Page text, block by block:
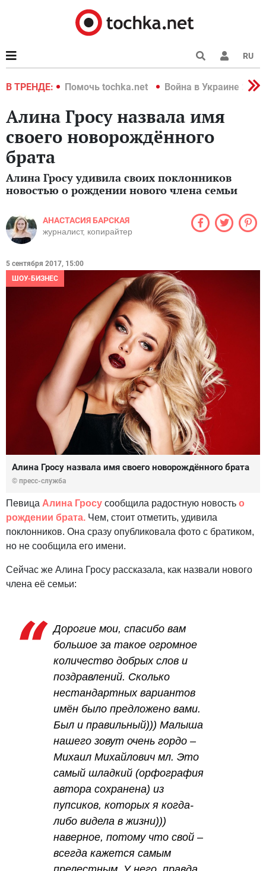
RU
В ТРЕНДЕ:
2022 Помочь tochka.net Война в Украине 2022
Алина Гросу назвала имя
своего новорождённого
брата
Алина Гросу удивила своих поклонников
новостью о рождении нового члена семьи
АНАСТАСИЯ БАРСКАЯ
журналист, копирайтер
5 сентября 2017, 15:00
ШОУ-БИЗНЕС
Алина Гросу назвала имя своего новорождённого брата
© пресс-служба
Певица Алина Гросу сообщила радостную новость о
рождении брата. Чем, стоит отметить, удивила
поклонников. Она сразу опубликовала фото с братиком,
но не сообщила его имени.
Сейчас же Алина Гросу рассказала, как назвали нового
члена её семьи:
Дорогие мои, спасибо вам
большое за такое огромное
количество добрых слов и
поздравлений. Сколько
нестандартных вариантов
имён было предложено вами.
Был и правильный))) Малыша
нашего зовут очень гордо –
Михаил Михайлович мл. Это
самый шладкий (орфография
автора сохранена) из
пупсиков, которых я когда-
либо видела в жизни)))
наверное, потому что свой –
всегда кажется самым